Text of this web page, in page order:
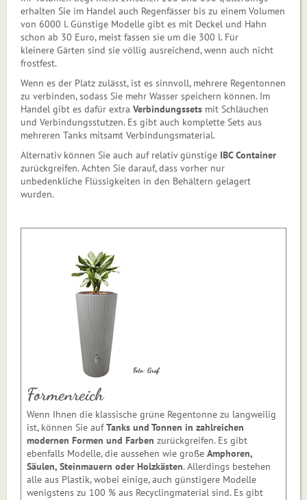
erhalten Sie im Handel auch Regenfässer bis zu einem Volumen
von 6000 l. Günstige Modelle gibt es mit Deckel und Hahn
schon ab 30 Euro, meist fassen sie um die 300 l. Für
kleinere Gärten sind sie völlig ausreichend, wenn auch nicht
frostfest.
Wenn es der Platz zulässt, ist es sinnvoll, mehrere Regentonnen
zu verbinden, sodass Sie mehr Wasser speichern können. Im
Handel gibt es dafür extra Verbindungssets mit Schläuchen
und Verbindungsstutzen. Es gibt auch komplette Sets aus
mehreren Tanks mitsamt Verbindungsmaterial.
Alternativ können Sie auch auf relativ günstige IBC Container
zurückgreifen. Achten Sie darauf, dass vorher nur
unbedenkliche Flüssigkeiten in den Behältern gelagert
wurden.
Foto: Graf
Formenreich
Wenn Ihnen die klassische grüne Regentonne zu langweilig
ist, können Sie aufTanks und Tonnen in zahlreichen
modernen Formen und Farben zurückgreifen. Es gibt
ebenfalls Modelle, die aussehen wie große Amphoren,
Säulen, Steinmauern oder Holzkästen. Allerdings beste­hen
alle aus Plastik, wobei einige, auch günstigere Modelle
wenigstens zu 100 % aus Recycling­material sind. Es gibt